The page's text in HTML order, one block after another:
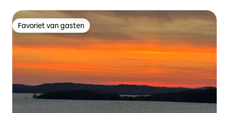
Favoriet van gasten
Favoriet van gasten